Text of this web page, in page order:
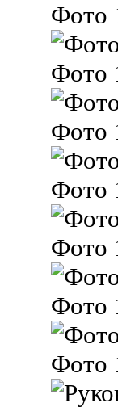
Фото
Фото
Фото
Фото
Фото
Фото
Фото